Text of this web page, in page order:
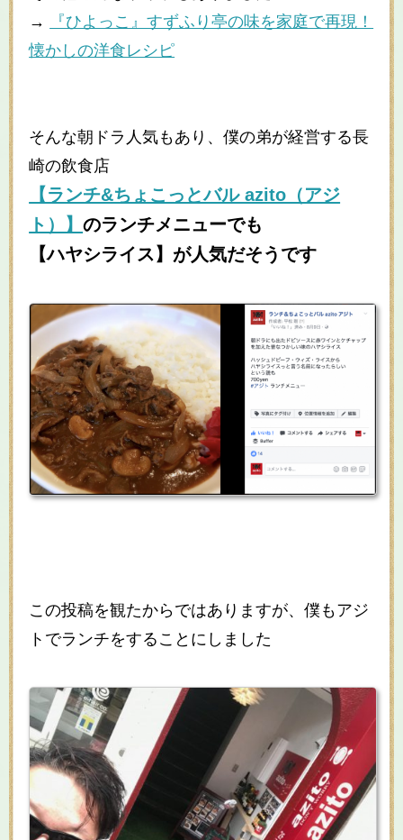
→
『ひよっこ』すずふり亭の味を家庭で再現！
懐かしの洋食レシピ
そんな朝ドラ人気もあり、僕の弟が経営する長
崎の飲食店
【ランチ&ちょこっとバル azito（アジ
ト）】のランチメニューでも
【ハヤシライス】が人気だそうです
この投稿を観たからではありますが、僕もアジ
トでランチをすることにしました